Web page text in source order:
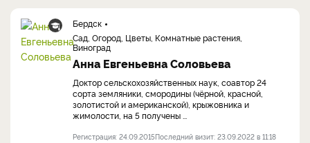
Бердск
Сад, Огород, Цветы, Комнатные растения,
Виноград
Анна Евгеньевна Соловьева
Доктор сельскохозяйственных наук, соавтор 24
сорта земляники, смородины (чёрной, красной,
золотистой и американской), крыжовника и
жимолости, на 5 получены ...
Регистрация: 24.09.2015Последний визит: 23.09.2022 в 11:18